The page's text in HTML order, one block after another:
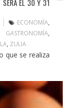
SERÁ EL 30 Y 31
ECONOMÍA,
GASTRONOMÍA,
, ZULIA
que se realiza